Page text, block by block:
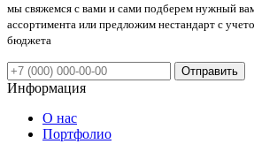
мы свяжемся с вами и сами подберем нужный
ассортимента или предложим нестандарт с
бюджета
Отправить
Информация
О нас
Портфолио